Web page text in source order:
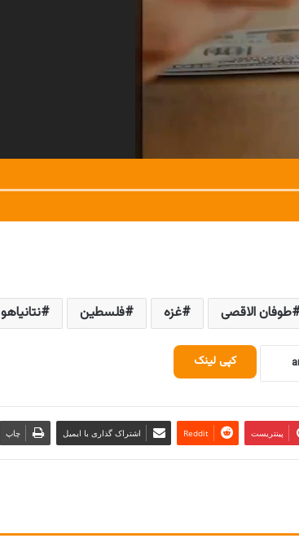
طوفان الاقصی غزه فلسطین نتانیاهو
کپی لینک
پینتریست Reddit اشتراک گذاری با ایمیل چاپ